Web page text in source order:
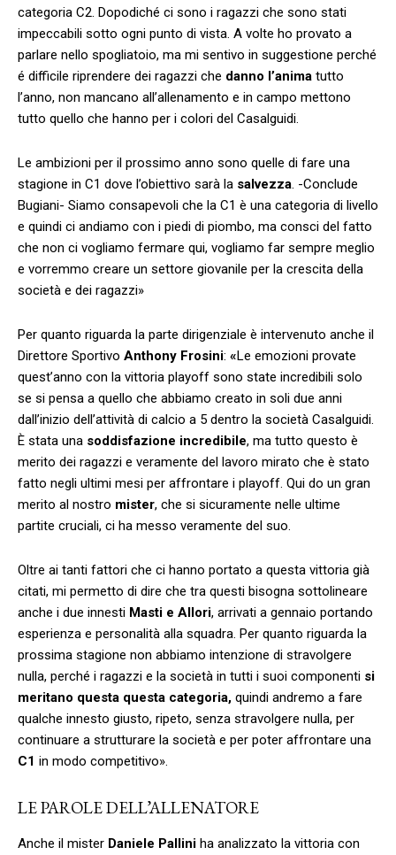
categoria C2. Dopodiché ci sono i ragazzi che sono stati
impeccabili sotto ogni punto di vista. A volte ho provato a
parlare nello spogliatoio, ma mi sentivo in suggestione perché
é difficile riprendere dei ragazzi che danno l’anima tutto
l’anno, non mancano all’allenamento e in campo mettono
tutto quello che hanno per i colori del Casalguidi.
Le ambizioni per il prossimo anno sono quelle di fare una
stagione in C1 dove l’obiettivo sarà la salvezza. -Conclude
Bugiani- Siamo consapevoli che la C1 è una categoria di livello
e quindi ci andiamo con i piedi di piombo, ma consci del fatto
che non ci vogliamo fermare qui, vogliamo far sempre meglio
e vorremmo creare un settore giovanile per la crescita della
società e dei ragazzi»
Per quanto riguarda la parte dirigenziale è intervenuto anche il
Direttore Sportivo Anthony Frosini: «Le emozioni provate
quest’anno con la vittoria playoff sono state incredibili solo
se si pensa a quello che abbiamo creato in soli due anni
dall’inizio dell’attività di calcio a 5 dentro la società Casalguidi.
È stata una soddisfazione incredibile, ma tutto questo è
merito dei ragazzi e veramente del lavoro mirato che è stato
fatto negli ultimi mesi per affrontare i playoff. Qui do un gran
merito al nostro mister, che si sicuramente nelle ultime
partite cruciali, ci ha messo veramente del suo.
Oltre ai tanti fattori che ci hanno portato a questa vittoria già
citati, mi permetto di dire che tra questi bisogna sottolineare
anche i due innesti Masti e Allori, arrivati a gennaio portando
esperienza e personalità alla squadra. Per quanto riguarda la
prossima stagione non abbiamo intenzione di stravolgere
nulla, perché i ragazzi e la società in tutti i suoi componenti si
meritano questa questa categoria, quindi andremo a fare
qualche innesto giusto, ripeto, senza stravolgere nulla, per
continuare a strutturare la società e per poter affrontare una
C1 in modo competitivo».
LE PAROLE DELL’ALLENATORE
Anche il mister Daniele Pallini ha analizzato la vittoria con